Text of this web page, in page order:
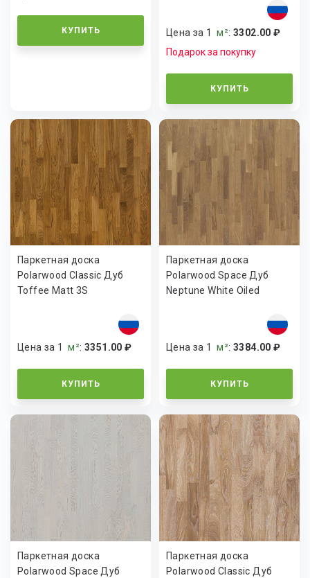
КУПИТЬ Цена за 1м²:3302.00 ₽
Подарок за покупку
КУПИТЬ
Паркетная доска
Polarwood Classic Дуб
Toffee Matt 3S
Цена за 1м²:3351.00 ₽
КУПИТЬ
Паркетная доска
Polarwood Space Дуб
Neptune White Oiled
Цена за 1м²:3384.00 ₽
КУПИТЬ
Паркетная доска
Polarwood Space Дуб
Паркетная доска
Polarwood Classic Дуб